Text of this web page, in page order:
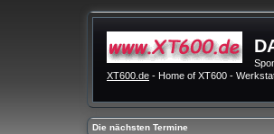
XT600.de - Home of XT600 -
Die nächsten Termine